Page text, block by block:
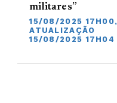
militares”
15/08/2025 17H00,
ATUALIZAÇÃO
15/08/2025 17H04